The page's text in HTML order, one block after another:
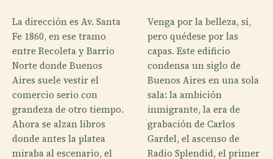
La dirección es Av. Santa
Fe 1860, en ese tramo
entre Recoleta y Barrio
Norte donde Buenos
Aires suele vestir el
comercio serio con
grandeza de otro tiempo.
Ahora se alzan libros
donde antes la platea
miraba al escenario, el
Venga por la belleza, sí,
pero quédese por las
capas. Este edificio
condensa un siglo de
Buenos Aires en una sola
sala: la ambición
inmigrante, la era de
grabación de Carlos
Gardel, el ascenso de
Radio Splendid, el primer